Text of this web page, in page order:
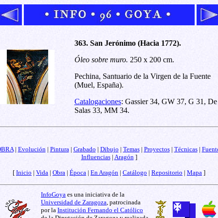
363. San Jerónimo (Hacia 1772).
Óleo sobre muro. 250 x 200 cm.
Pechina, Santuario de la Virgen de la Fuente
(Muel, España).
Catalogaciones: Gassier 34, GW 37, G 31, De
Salas 33, MM 34.
| Evolución| Pintura| Grabado | Dibujo | Temas| Proyectos| Técnicas|
Influencias| Aragón]
[ Inicio | Vida | Obra | Época | En Aragón | Catálogo | Repositorio | Mapa ]
InfoGoya es una iniciativa de la
Universidad de Zaragoza, patrocinada
por la Institución Fernando el Católico